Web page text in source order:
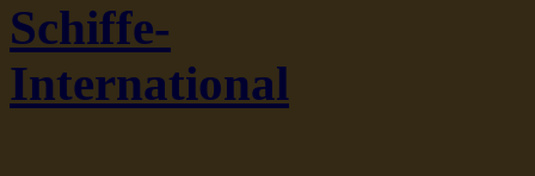
Schiffe-
International